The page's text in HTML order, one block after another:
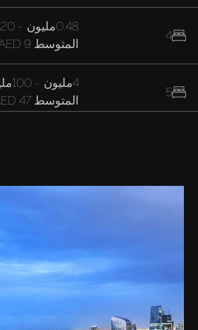
4
5
0.48مليون -
المتوسط
4مليون -
المتوسط